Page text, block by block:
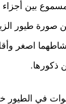
بين
صورة طيور
اصغر
ذكورها.
في